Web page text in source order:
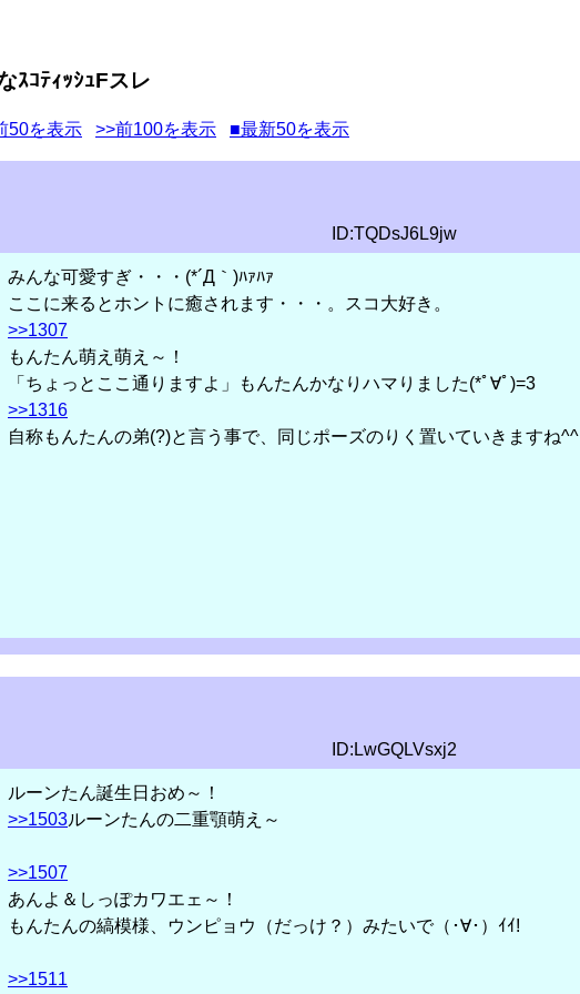
ｽｺﾃｨｯｼｭFスレ
50を表示 >>前100を表示 ■最新50を表示
ID:TQDsJ6L9jw
みんな可愛すぎ・・・(*´Д｀)ﾊｧﾊｧ
ここに来るとホントに癒されます・・・。スコ大好き。
>>1307
もんたん萌え萌え～！
「ちょっとここ通りますよ」もんたんかなりハマりました(*ﾟ∀ﾟ)=3
>>1316
自称もんたんの弟(?)と言う事で、同じポーズのりく置いていきますね^^
ID:LwGQLVsxj2
ルーンたん誕生日おめ～！
>>1503ルーンたんの二重顎萌え～
>>1507
あんよ＆しっぽカワエェ～！
もんたんの縞模様、ウンピョウ（だっけ？）みたいで（･∀･）ｲｲ!
>>1511